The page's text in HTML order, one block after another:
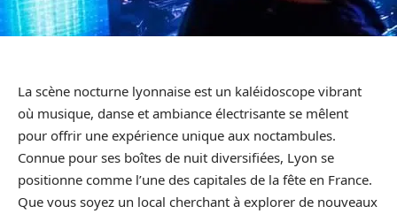
La scène nocturne lyonnaise est un kaléidoscope vibrant
où musique, danse et ambiance électrisante se mêlent
pour offrir une expérience unique aux noctambules.
Connue pour ses boîtes de nuit diversifiées, Lyon se
positionne comme l’une des capitales de la fête en France.
Que vous soyez un local cherchant à explorer de nouveaux